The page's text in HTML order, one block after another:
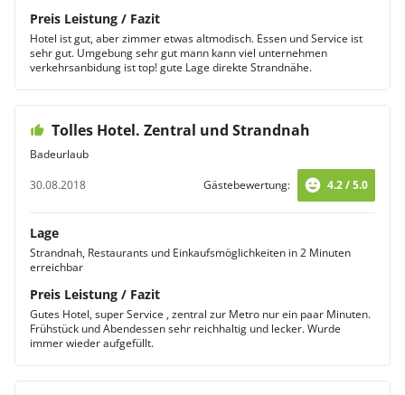
Preis Leistung / Fazit
Hotel ist gut, aber zimmer etwas altmodisch. Essen und Service ist
sehr gut. Umgebung sehr gut mann kann viel unternehmen
verkehrsanbidung ist top! gute Lage direkte Strandnähe.
Tolles Hotel. Zentral und Strandnah
Badeurlaub
30.08.2018
Gästebewertung: 4.2 / 5.0
Lage
Strandnah, Restaurants und Einkaufsmöglichkeiten in 2 Minuten
erreichbar
Preis Leistung / Fazit
Gutes Hotel, super Service , zentral zur Metro nur ein paar Minuten.
Frühstück und Abendessen sehr reichhaltig und lecker. Wurde
immer wieder aufgefüllt.